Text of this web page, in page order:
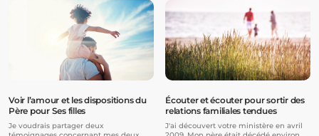
interrogation » sur ce qu'il advenait de
ma relation avec le Seigneur.
Voir l’amour et les dispositions du
Père pour Ses filles
Je voudrais partager deux
Écouter et écouter pour sortir des
relations familiales tendues
J'ai découvert votre ministère en avril